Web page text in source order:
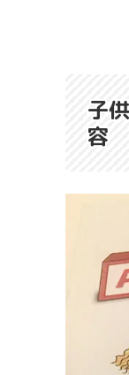
子
容